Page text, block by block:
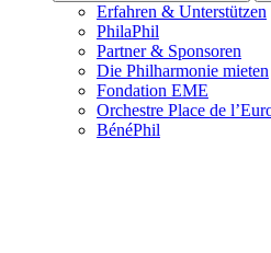
Erfahren & Unterstützen
PhilaPhil
Partner & Sponsoren
Die Philharmonie mieten
Fondation EME
Orchestre Place de
BénéPhil